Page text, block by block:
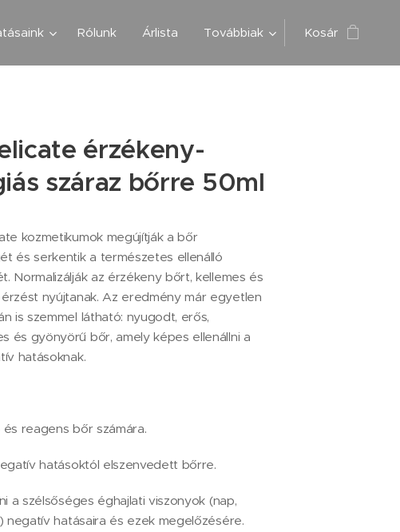
Rólunk Árlista Továbbiak Kosár
érzékeny-
száraz bőrre 50ml
kozmetikumok megújítják a bőr
és serkentik a természetes ellenálló
Normalizálják az érzékeny bőrt, kellemes és
nyújtanak. Az eredmény már egyetlen
is szemmel látható: nyugodt, erős,
és gyönyörű bőr, amely képes ellenállni a
hatásoknak.
és reagens bőr számára.
hatásoktól elszenvedett bőrre.
a szélsőséges éghajlati viszonyok (nap,
negatív hatásaira és ezek megelőzésére.